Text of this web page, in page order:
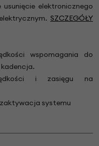
elektronicznego
SZCZEGÓŁY
wspomagania do
i zasięgu na
systemu